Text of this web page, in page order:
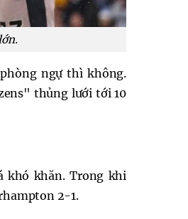
ngự thì không.
thủng lưới tới 10
khó khăn. Trong khi
2-1.